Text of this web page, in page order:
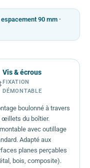
90 mm ·
Vis & écrous
FIXATION
DÉMONTABLE
boulonné à travers
œillets du boîtier.
avec outillage
Adapté aux
planes perçables
bois, composite).